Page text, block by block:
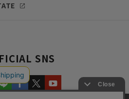
SNS